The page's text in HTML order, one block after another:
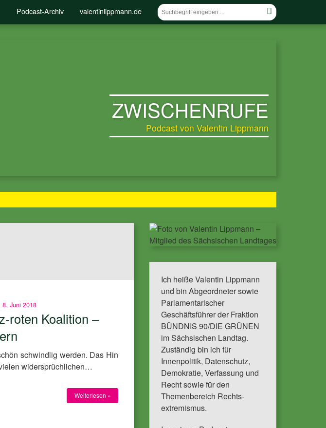
Podcast-Archiv valentinlippmann.de
ZWISCHENRUFE
Podcast von Valentin Lippmann
8. Juni 2018
roten Koalition –
schwindlig werden. Das Hin
widersprüchlichen…
Weiterlesen »
Ich heiße Valentin Lippmann
und bin Abgeordneter sowie
Parlamentarischer
Geschäftsführer der Fraktion
BÜNDNIS 90/DIE GRÜNEN
im Sächsischen Landtag.
Zuständig bin ich für
Innenpolitik, Datenschutz,
Demokratie, Verfassung und
Recht sowie für den
Themenbereich Rechts-
extremismus.